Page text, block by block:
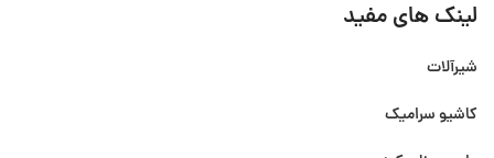
لینک های مفید
شیرآلات
کاشیو سرامیک